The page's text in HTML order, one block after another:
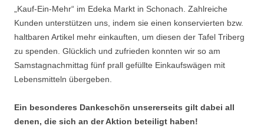
„Kauf-Ein-Mehr“ im Edeka Markt in Schonach. Zahlreiche
Kunden unterstützen uns, indem sie einen konservierten bzw.
haltbaren Artikel mehr einkauften, um diesen der Tafel Triberg
zu spenden. Glücklich und zufrieden konnten wir so am
Samstagnachmittag fünf prall gefüllte Einkaufswägen mit
Lebensmitteln übergeben.
Ein besonderes Dankeschön unsererseits gilt dabei all
denen, die sich an der Aktion beteiligt haben!